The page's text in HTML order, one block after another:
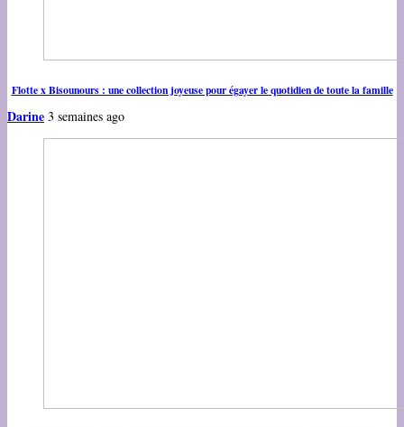
Flotte x Bisounours : une collection joyeuse pour égayer le quotidien de toute la famille
Darine 3 semaines ago